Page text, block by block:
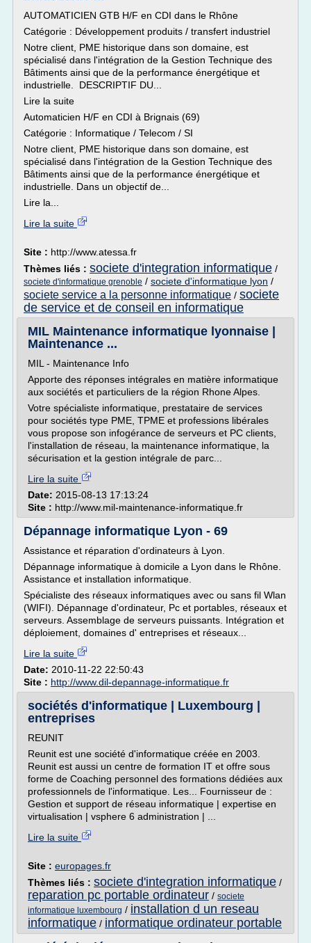
AUTOMATICIEN GTB H/F en CDI dans le Rhône
Catégorie : Développement produits / transfert industriel
Notre client, PME historique dans son domaine, est
spécialisé dans l'intégration de la Gestion Technique des
Bâtiments ainsi que de la performance énergétique et
industrielle. DESCRIPTIF DU...
Lire la suite
Automaticien H/F en CDI à Brignais (69)
Catégorie : Informatique / Telecom / SI
Notre client, PME historique dans son domaine, est
spécialisé dans l'intégration de la Gestion Technique des
Bâtiments ainsi que de la performance énergétique et
industrielle. Dans un objectif de...
Lire la...
Lire la suite
Site : http://www.atessa.fr
Thèmes liés : societe d'integration informatique /
societe d'informatique grenoble / societe d'informatique lyon /
societe service a la personne informatique / societe
de service et de conseil en informatique
MIL Maintenance informatique lyonnaise |
Maintenance ...
MIL - Maintenance Info
Apporte des réponses intégrales en matière informatique
aux sociétés et particuliers de la région Rhone Alpes.
Votre spécialiste informatique, prestataire de services
pour sociétés type PME, TPME et professions libérales
vous propose son infogérance de serveurs et PC clients,
l'installation de réseau, la maintenance informatique, la
sécurisation et la gestion intégrale de parc...
Lire la suite
Date: 2015-08-13 17:13:24
Site : http://www.mil-maintenance-informatique.fr
Dépannage informatique Lyon - 69
Assistance et réparation d'ordinateurs à Lyon.
Dépannage informatique à domicile a Lyon dans le Rhône.
Assistance et installation informatique.
Spécialiste des réseaux informatiques avec ou sans fil Wlan
(WIFI). Dépannage d'ordinateur, Pc et portables, réseaux et
serveurs. Assemblage de serveurs puissants. Intégration et
déploiement, domaines d' entreprises et réseaux...
Lire la suite
Date: 2010-11-22 22:50:43
Site : http://www.dil-depannage-informatique.fr
sociétés d'informatique | Luxembourg |
entreprises
REUNIT
Reunit est une société d'informatique créée en 2003.
Reunit est aussi un centre de formation IT et offre sous
forme de Coaching personnel des formations dédiées aux
professionnels de l'informatique. Les... Fournisseur de :
Gestion et support de réseau informatique | expertise en
virtualisation | vsphere 6 administration | ...
Lire la suite
Site : europages.fr
Thèmes liés : societe d'integration informatique /
reparation pc portable ordinateur / societe
informatique luxembourg / installation d un reseau
informatique / informatique ordinateur portable